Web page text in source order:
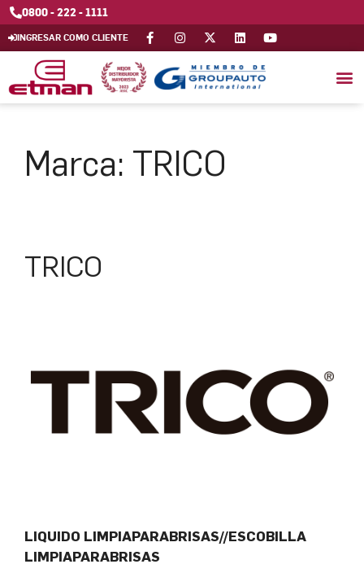
0800 - 222 - 1111
INGRESAR COMO CLIENTE
Marca: TRICO
TRICO
LIQUIDO LIMPIAPARABRISAS//ESCOBILLA
LIMPIAPARABRISAS